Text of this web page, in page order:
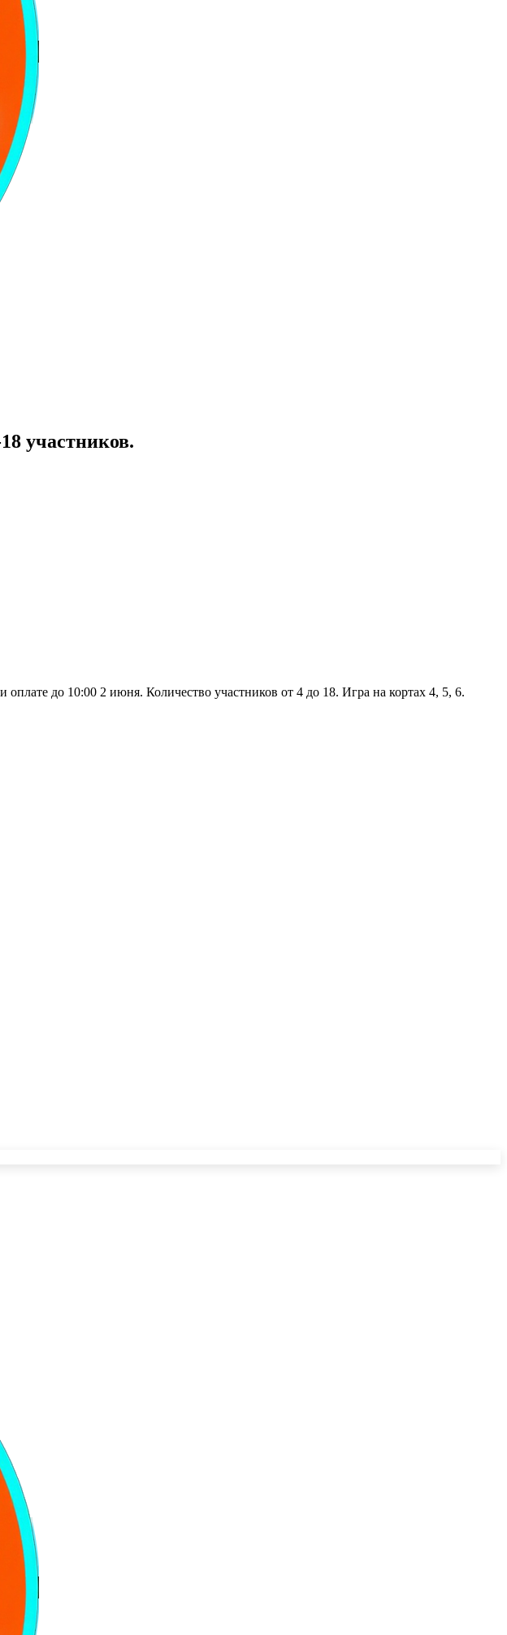
участников.
до 10:00 2 июня. Количество участников от 4 до 18. Игра на кортах 4, 5, 6.